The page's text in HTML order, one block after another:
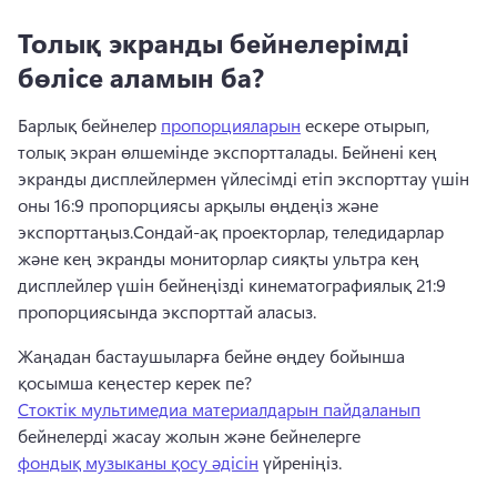
Толық экранды бейнелерімді
бөлісе аламын ба?
Барлық бейнелер пропорцияларын ескере отырып,
толық экран өлшемінде экспортталады. Бейнені кең
экранды дисплейлермен үйлесімді етіп экспорттау үшін
оны 16:9 пропорциясы арқылы өңдеңіз және
экспорттаңыз.Сондай-ақ проекторлар, теледидарлар
және кең экранды мониторлар сияқты ультра кең
дисплейлер үшін бейнеңізді кинематографиялық 21:9
пропорциясында экспорттай аласыз.
Жаңадан бастаушыларға бейне өңдеу бойынша
қосымша кеңестер керек пе?
Стоктік мультимедиа материалдарын пайдаланып
бейнелерді жасау жолын және бейнелерге
фондық музыканы қосу әдісін үйреніңіз.